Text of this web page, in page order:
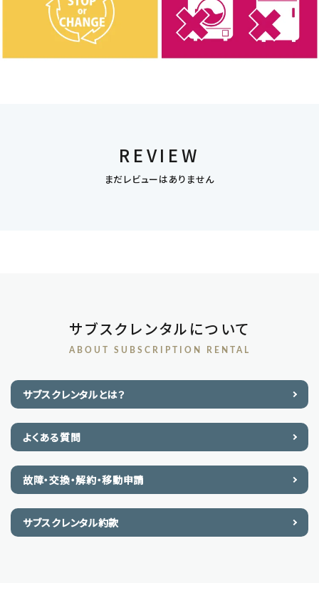
REVIEW
まだレビューはありません
サブスクレンタルについて
ABOUT SUBSCRIPTION RENTAL
サブスクレンタルとは？
よくある質問
故障・交換・解約・移動申請
サブスクレンタル約款